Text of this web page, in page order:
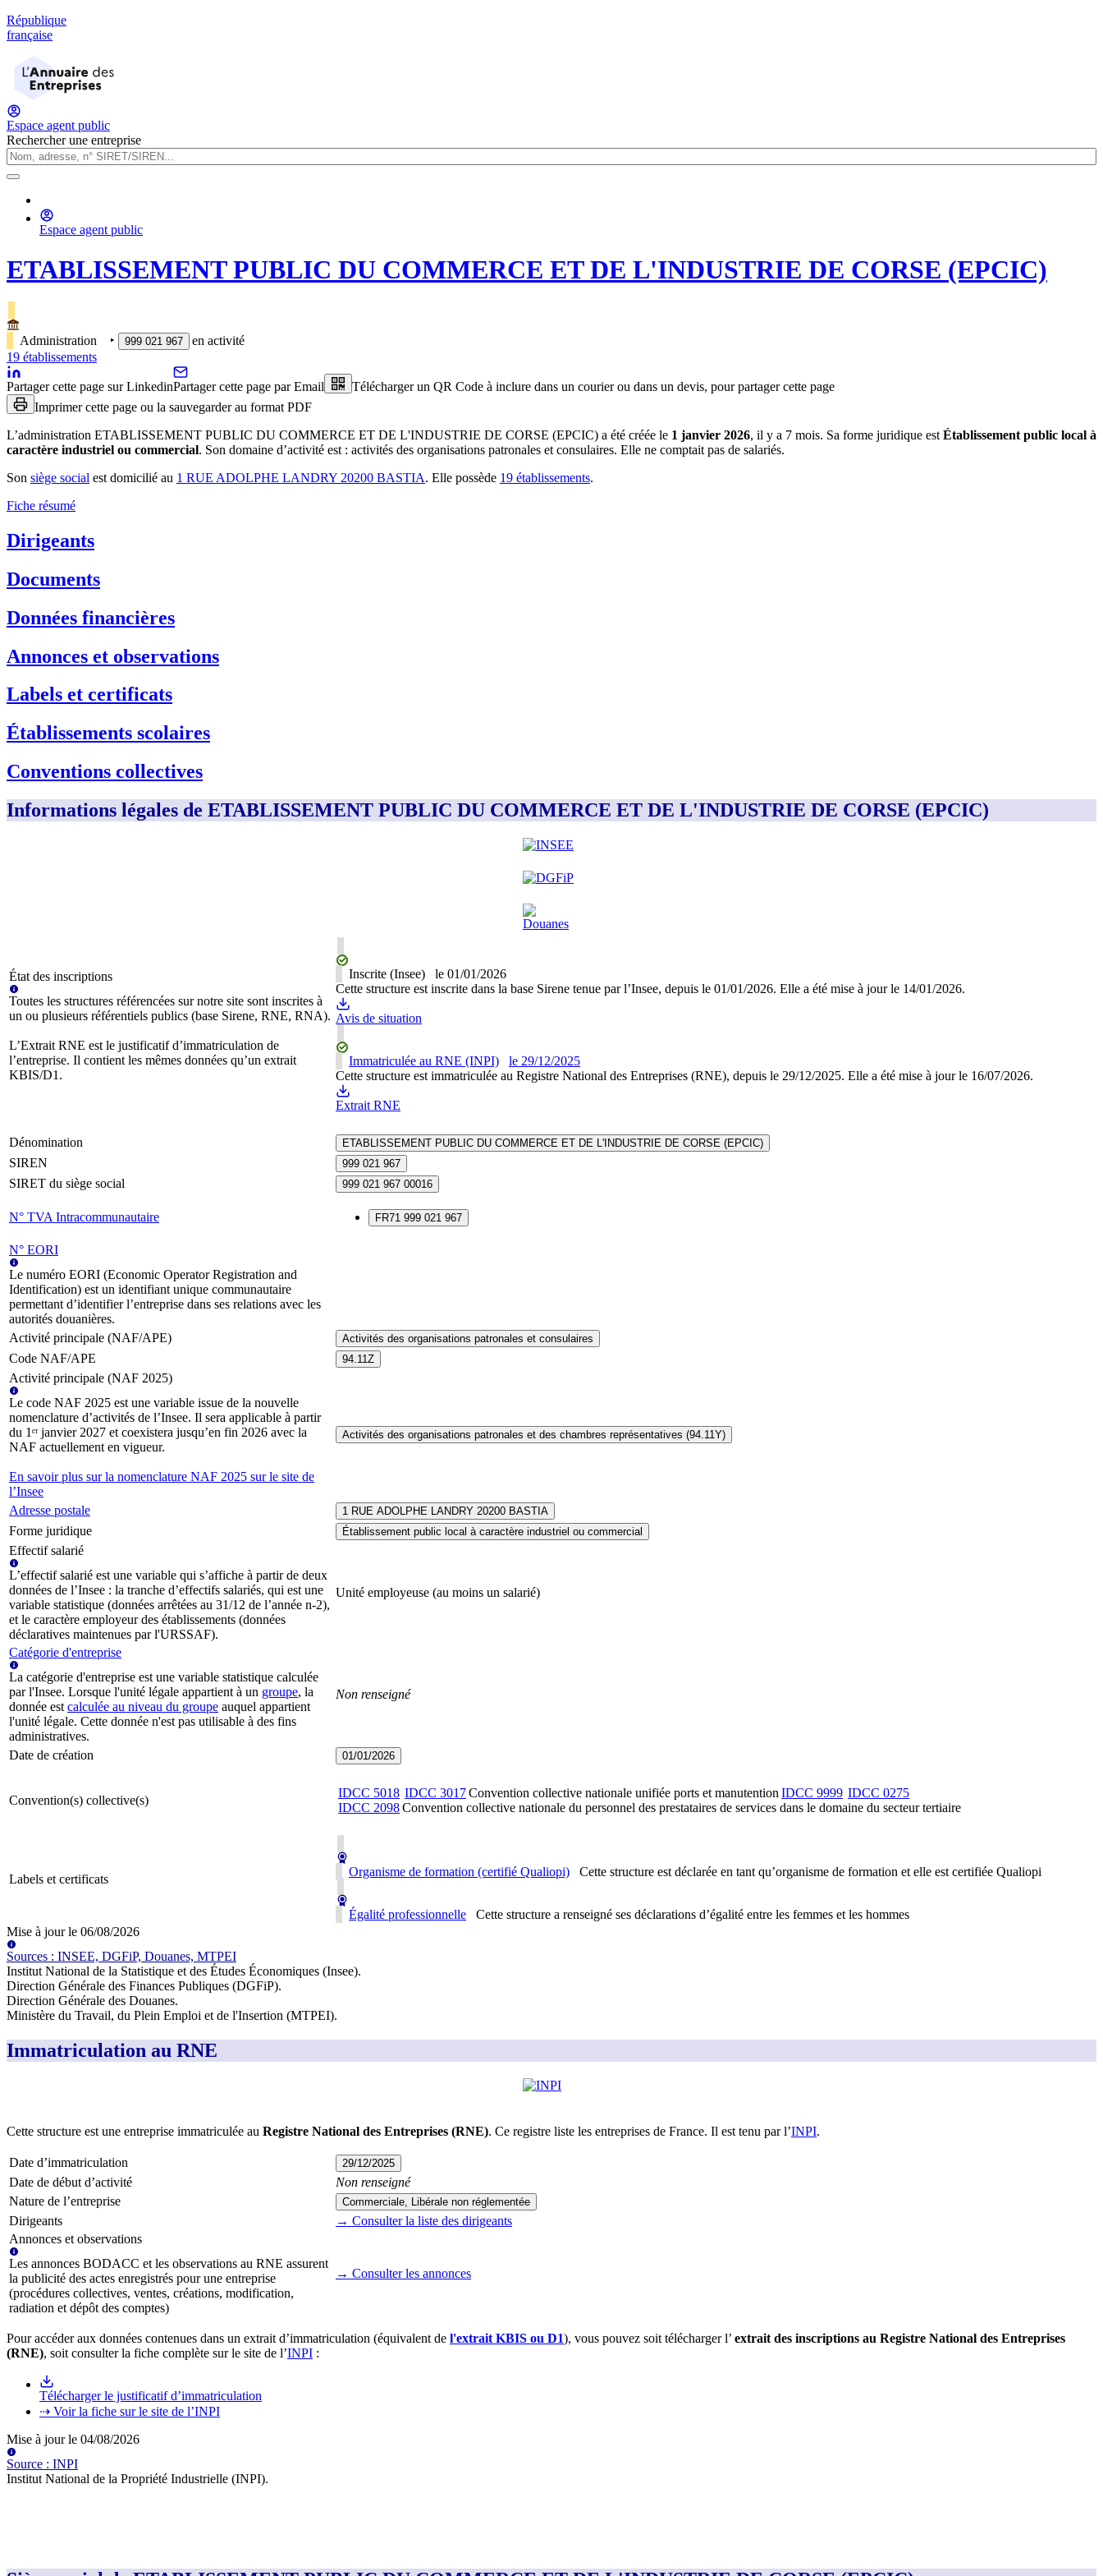
République
française
Espace agent public
Rechercher une entreprise
Espace agent public
ETABLISSEMENT PUBLIC DU COMMERCE ET DE L'INDUSTRIE DE CORSE (EPCIC)
Administration ‣ 999 021 967
en activité
19 établissements
Partager cette page sur LinkedinPartager cette page par Email
Télécharger un QR Code à inclure dans un courier ou dans un devis, pour partager cette page
Imprimer cette page ou la sauvegarder au format PDF
L’administration ETABLISSEMENT PUBLIC DU COMMERCE ET DE L'INDUSTRIE DE CORSE (EPCIC) a été créée le 1 janvier 2026, il y a 7 mois. Sa forme juridique est Établissement public local à
caractère industriel ou commercial. Son domaine d’activité est : activités des organisations patronales et consulaires. Elle ne comptait pas de salariés.
Son siège social est domicilié au 1 RUE ADOLPHE LANDRY 20200 BASTIA. Elle possède 19 établissements.
Fiche résumé
Dirigeants
Documents
Données financières
Annonces et observations
Labels et certificats
Établissements scolaires
Conventions collectives
Informations légales de ETABLISSEMENT PUBLIC DU COMMERCE ET DE L'INDUSTRIE DE CORSE (EPCIC)
État des inscriptions
Toutes les structures référencées sur notre site sont inscrites à
un ou plusieurs référentiels publics (base Sirene, RNE, RNA).
L’Extrait RNE est le justificatif d’immatriculation de
l’entreprise. Il contient les mêmes données qu’un extrait
KBIS/D1.
Inscrite (Insee) le 01/01/2026
Cette structure est inscrite dans la base Sirene tenue par l’Insee, depuis le 01/01/2026. Elle a été mise à jour le 14/01/2026.
Avis de situation
Immatriculée au RNE (INPI) le 29/12/2025
Cette structure est immatriculée au Registre National des Entreprises (RNE), depuis le 29/12/2025. Elle a été mise à jour le 16/07/2026.
Extrait RNE
Dénomination ETABLISSEMENT PUBLIC DU COMMERCE ET DE L'INDUSTRIE DE CORSE (EPCIC)
SIREN 999 021 967
SIRET du siège social 999 021 967 00016
N° TVA Intracommunautaire FR71 999 021 967
N° EORI
Le numéro EORI (Economic Operator Registration and
Identification) est un identifiant unique communautaire
permettant d’identifier l’entreprise dans ses relations avec les
autorités douanières.
Activité principale (NAF/APE)
Activités des organisations patronales et consulaires
Code NAF/APE 94.11Z
Activité principale (NAF 2025)
Le code NAF 2025 est une variable issue de la nouvelle
nomenclature d’activités de l’Insee. Il sera applicable à partir
du 1ᵉʳ janvier 2027 et coexistera jusqu’en fin 2026 avec la
NAF actuellement en vigueur.
En savoir plus sur la nomenclature NAF 2025 sur le site de
l’Insee
Activités des organisations patronales et des chambres représentatives (94.11Y)
Adresse postale 1 RUE ADOLPHE LANDRY 20200 BASTIA
Forme juridique Établissement public local à caractère industriel ou commercial
Effectif salarié
L’effectif salarié est une variable qui s’affiche à partir de deux
données de l’Insee : la tranche d’effectifs salariés, qui est une
variable statistique (données arrêtées au 31/12 de l’année n-2),
et le caractère employeur des établissements (données
déclaratives maintenues par l'URSSAF).
Unité employeuse (au moins un salarié)
Catégorie d'entreprise
La catégorie d'entreprise est une variable statistique calculée
par l'Insee. Lorsque l'unité légale appartient à un groupe, la
donnée est calculée au niveau du groupe auquel appartient
l'unité légale. Cette donnée n'est pas utilisable à des fins
administratives.
Non renseigné
Date de création 01/01/2026
Convention(s) collective(s)
IDCC 5018 IDCC 3017Convention collective nationale unifiée ports et manutention IDCC 9999 IDCC 0275
IDCC 2098Convention collective nationale du personnel des prestataires de services dans le domaine du secteur tertiaire
Labels et certificats
Organisme de formation (certifié Qualiopi) Cette structure est déclarée en tant qu’organisme de formation et elle est certifiée Qualiopi
Égalité professionnelle
Cette structure a renseigné ses déclarations d’égalité entre les femmes et les hommes
Mise à jour le 06/08/2026
Sources : INSEE, DGFiP, Douanes, MTPEI
Institut National de la Statistique et des Études Économiques (Insee).
Direction Générale des Finances Publiques (DGFiP).
Direction Générale des Douanes.
Ministère du Travail, du Plein Emploi et de l'Insertion (MTPEI).
Immatriculation au RNE
Cette structure est une entreprise immatriculée au Registre National des Entreprises (RNE). Ce registre liste les entreprises de France. Il est tenu par l’INPI.
Date d’immatriculation 29/12/2025
Date de début d’activité
Non renseigné
Nature de l’entreprise
Commerciale, Libérale non réglementée
Dirigeants
→ Consulter la liste des dirigeants
Annonces et observations
Les annonces BODACC et les observations au RNE assurent
la publicité des actes enregistrés pour une entreprise
(procédures collectives, ventes, créations, modification,
radiation et dépôt des comptes)
→ Consulter les annonces
Pour accéder aux données contenues dans un extrait d’immatriculation (équivalent de l'extrait KBIS ou D1), vous pouvez soit télécharger l’ extrait des inscriptions au Registre National des Entreprises
(RNE), soit consulter la fiche complète sur le site de l’INPI :
Télécharger le justificatif d’immatriculation
⇢ Voir la fiche sur le site de l’INPI
Mise à jour le 04/08/2026
Source : INPI
Institut National de la Propriété Industrielle (INPI).